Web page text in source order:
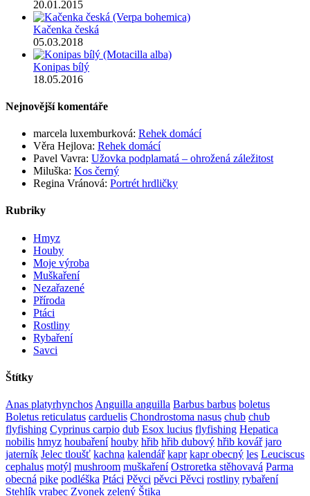
20.01.2015
Kačenka česká
05.03.2018
Konipas bílý
18.05.2016
Nejnovější komentáře
marcela luxemburková: Rehek domácí
Věra Hejlova: Rehek domácí
Pavel Vavra: Užovka podplamatá – ohrožená záležitost
Miluška: Kos černý
Regina Vránová: Portrét hrdličky
Rubriky
Hmyz
Houby
Moje výroba
Muškaření
Nezařazené
Příroda
Ptáci
Rostliny
Rybaření
Savci
Štítky
Anas platyrhynchos Anguilla anguilla Barbus barbus boletus
Boletus reticulatus carduelis Chondrostoma nasus chub chub
flyfishing Cyprinus carpio dub Esox lucius flyfishing Hepatica
nobilis hmyz houbaření houby hřib hřib dubový hřib kovář jaro
jaterník Jelec tloušť kachna kalendář kapr kapr obecný les Leuciscus
cephalus motýl mushroom muškaření Ostroretka stěhovavá Parma
obecná pike podléška Ptáci Pěvci pěvci Pěvci rostliny rybaření
Stehlík vrabec Zvonek zelený Štika